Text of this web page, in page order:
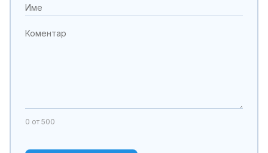
0 от 500